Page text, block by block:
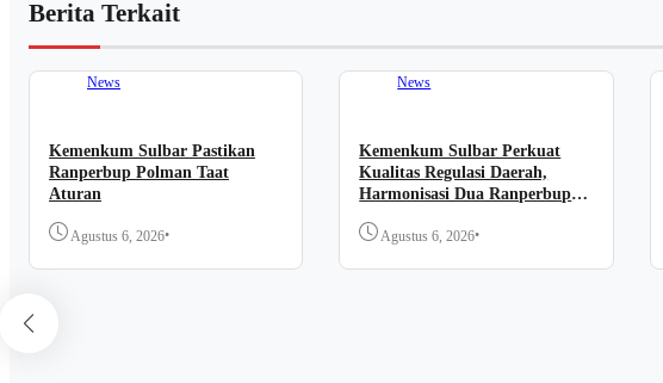
Berita Terkait
News
Kemenkum Sulbar Pastikan
Ranperbup Polman Taat
Aturan
Agustus 6, 2026•
News
Kemenkum Sulbar Perkuat
Kualitas Regulasi Daerah,
Harmonisasi Dua Ranperbup
Agustus 6, 2026•